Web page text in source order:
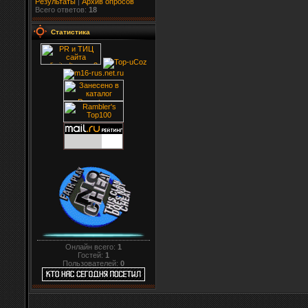
Всего ответов: 18
Статистика
Онлайн всего: 1
Гостей: 1
Пользователей: 0